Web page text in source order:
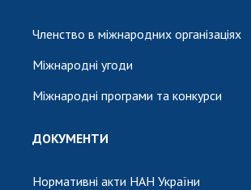
Членство в міжнародних організаціях
Міжнародні угоди
Міжнародні програми та конкурси
ДОКУМЕНТИ
Нормативні акти НАН України